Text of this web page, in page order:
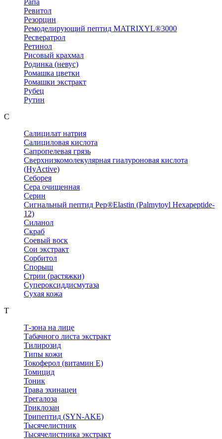
Рапа
Ревитол
Резорцин
Ремоделирующий пептид MATRIXYL®3000
Ресвератрол
Ретинол
Рисовый крахмал
Родинка (невус)
Ромашка цветки
Ромашки экстракт
Рубец
Рутин
С
Салицилат натрия
Салициловая кислота
Сапропелевая грязь
Сверхнизкомолекулярная гиалуроновая кислота
(HyActive)
Себорея
Сера очищенная
Серин
Сигнальный пептид Pep®Elastin (Palmytoyl Hexapeptide-
12)
Силанол
Скраб
Соевый воск
Сои экстракт
Сорбитол
Спорыш
Стрии (растяжки)
Супероксиддисмутаза
Сухая кожа
Т
Т-зона на лице
Табачного листа экстракт
Тилирозид
Типы кожи
Токоферол (витамин Е)
Томицид
Тоник
Трава эхинацеи
Трегалоза
Триклозан
Трипептид (SYN-AKE)
Тысячелистник
Тысячелистника экстракт